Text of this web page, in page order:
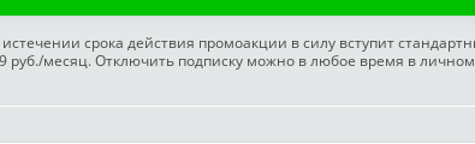
срока действия промоакции в силу вступит
руб./месяц. Отключить подписку можно в любое время в